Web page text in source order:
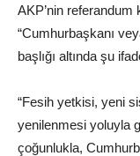
AKP’nin referandum
“Cumhurbaşkanı
başlığı altında şu
“Fesih yetkisi, yeni
yenilenmesi yoluyla
çoğunlukla,